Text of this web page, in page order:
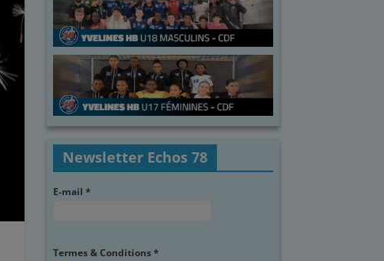
Newsletter Echos 78
E-mail*
Termes & Conditions*